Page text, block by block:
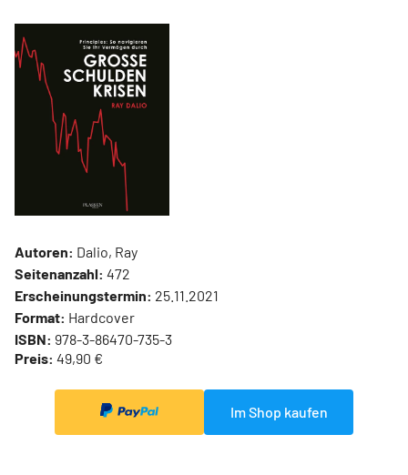
Autoren: Dalio, Ray
Seitenanzahl: 472
Erscheinungstermin: 25.11.2021
Format: Hardcover
ISBN: 978-3-86470-735-3
Preis: 49,90 €
Im Shop kaufen